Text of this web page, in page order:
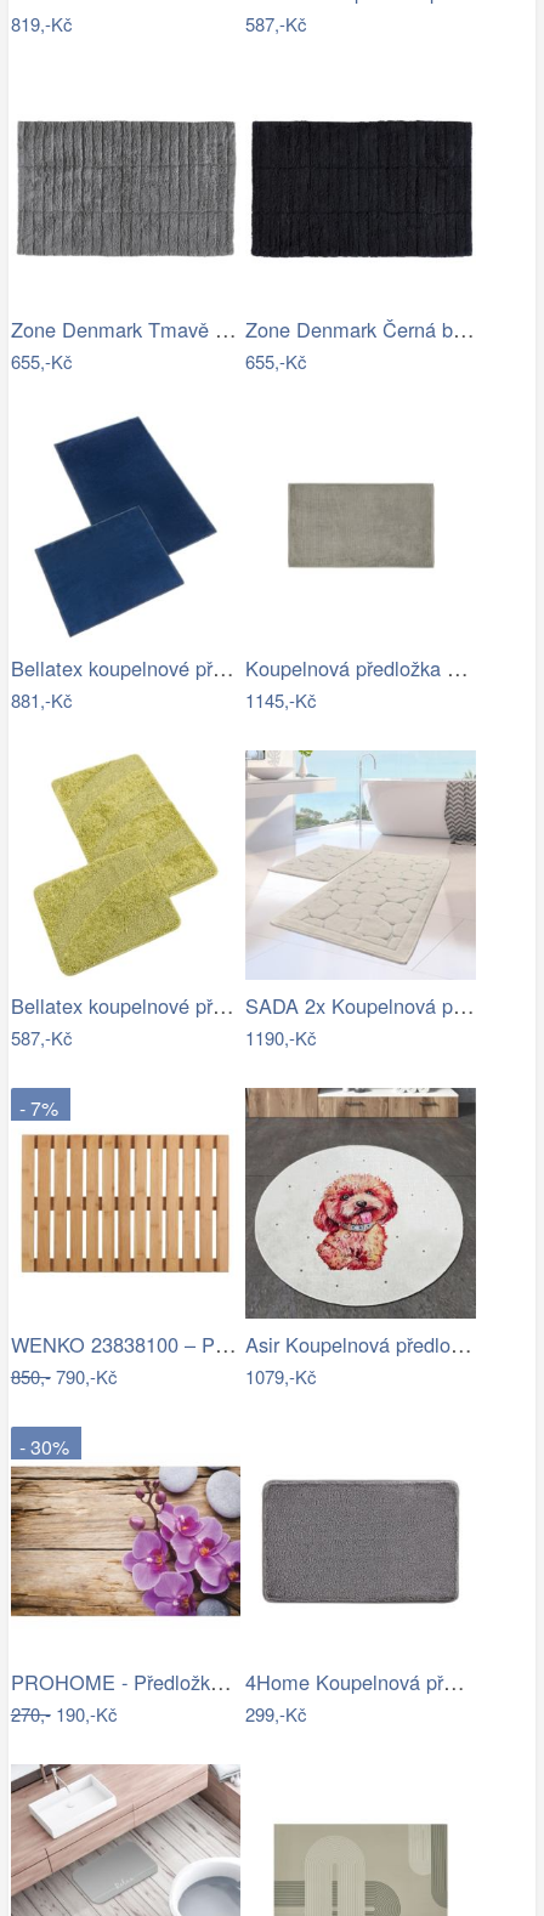
819,-Kč 587,-Kč
Zone Denmark Tmavě šedá bavlněná…
655,-Kč
Zone Denmark Černá bavlněná koupelnová…
655,-Kč
Bellatex koupelnové předložky BANYGOLD…
881,-Kč
Koupelnová předložka 100x60 cm Blomus…
1145,-Kč
Bellatex koupelnové předložky…
587,-Kč
SADA 2x Koupelnová předložka LINO 60…
1190,-Kč
- 7%
WENKO 23838100 – Předložka 40x60 cm…
850,-790,-Kč
Asir Koupelnová předložka Terrier, Ø…
1079,-Kč
- 30%
PROHOME - Předložka koupelnová 45x70cm…
270,-190,-Kč
4Home Koupelnová předložka Comfort, 40…
299,-Kč